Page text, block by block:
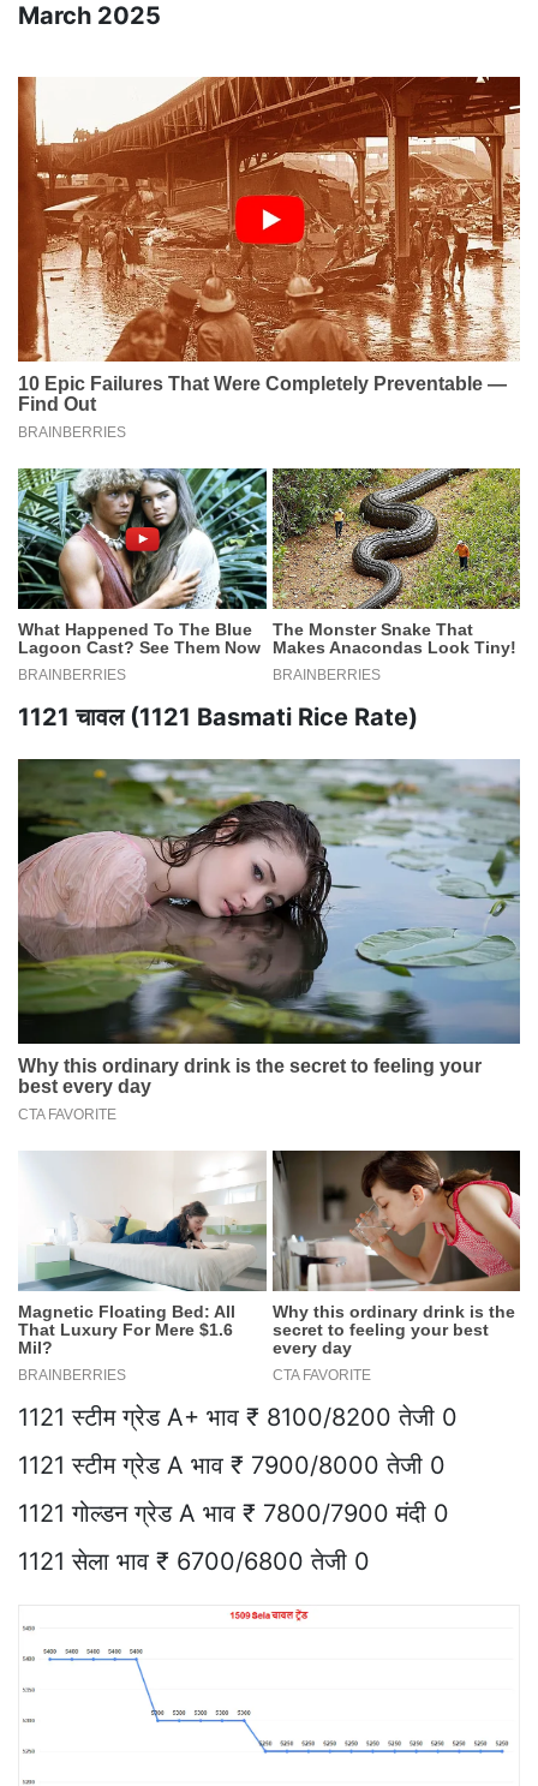
March 2025
1121 चावल (1121 Basmati Rice Rate)
1121 स्टीम ग्रेड A+ भाव ₹ 8100/8200 तेजी 0
1121 स्टीम ग्रेड A भाव ₹ 7900/8000 तेजी 0
1121 गोल्डन ग्रेड A भाव ₹ 7800/7900 मंदी 0
1121 सेला भाव ₹ 6700/6800 तेजी 0